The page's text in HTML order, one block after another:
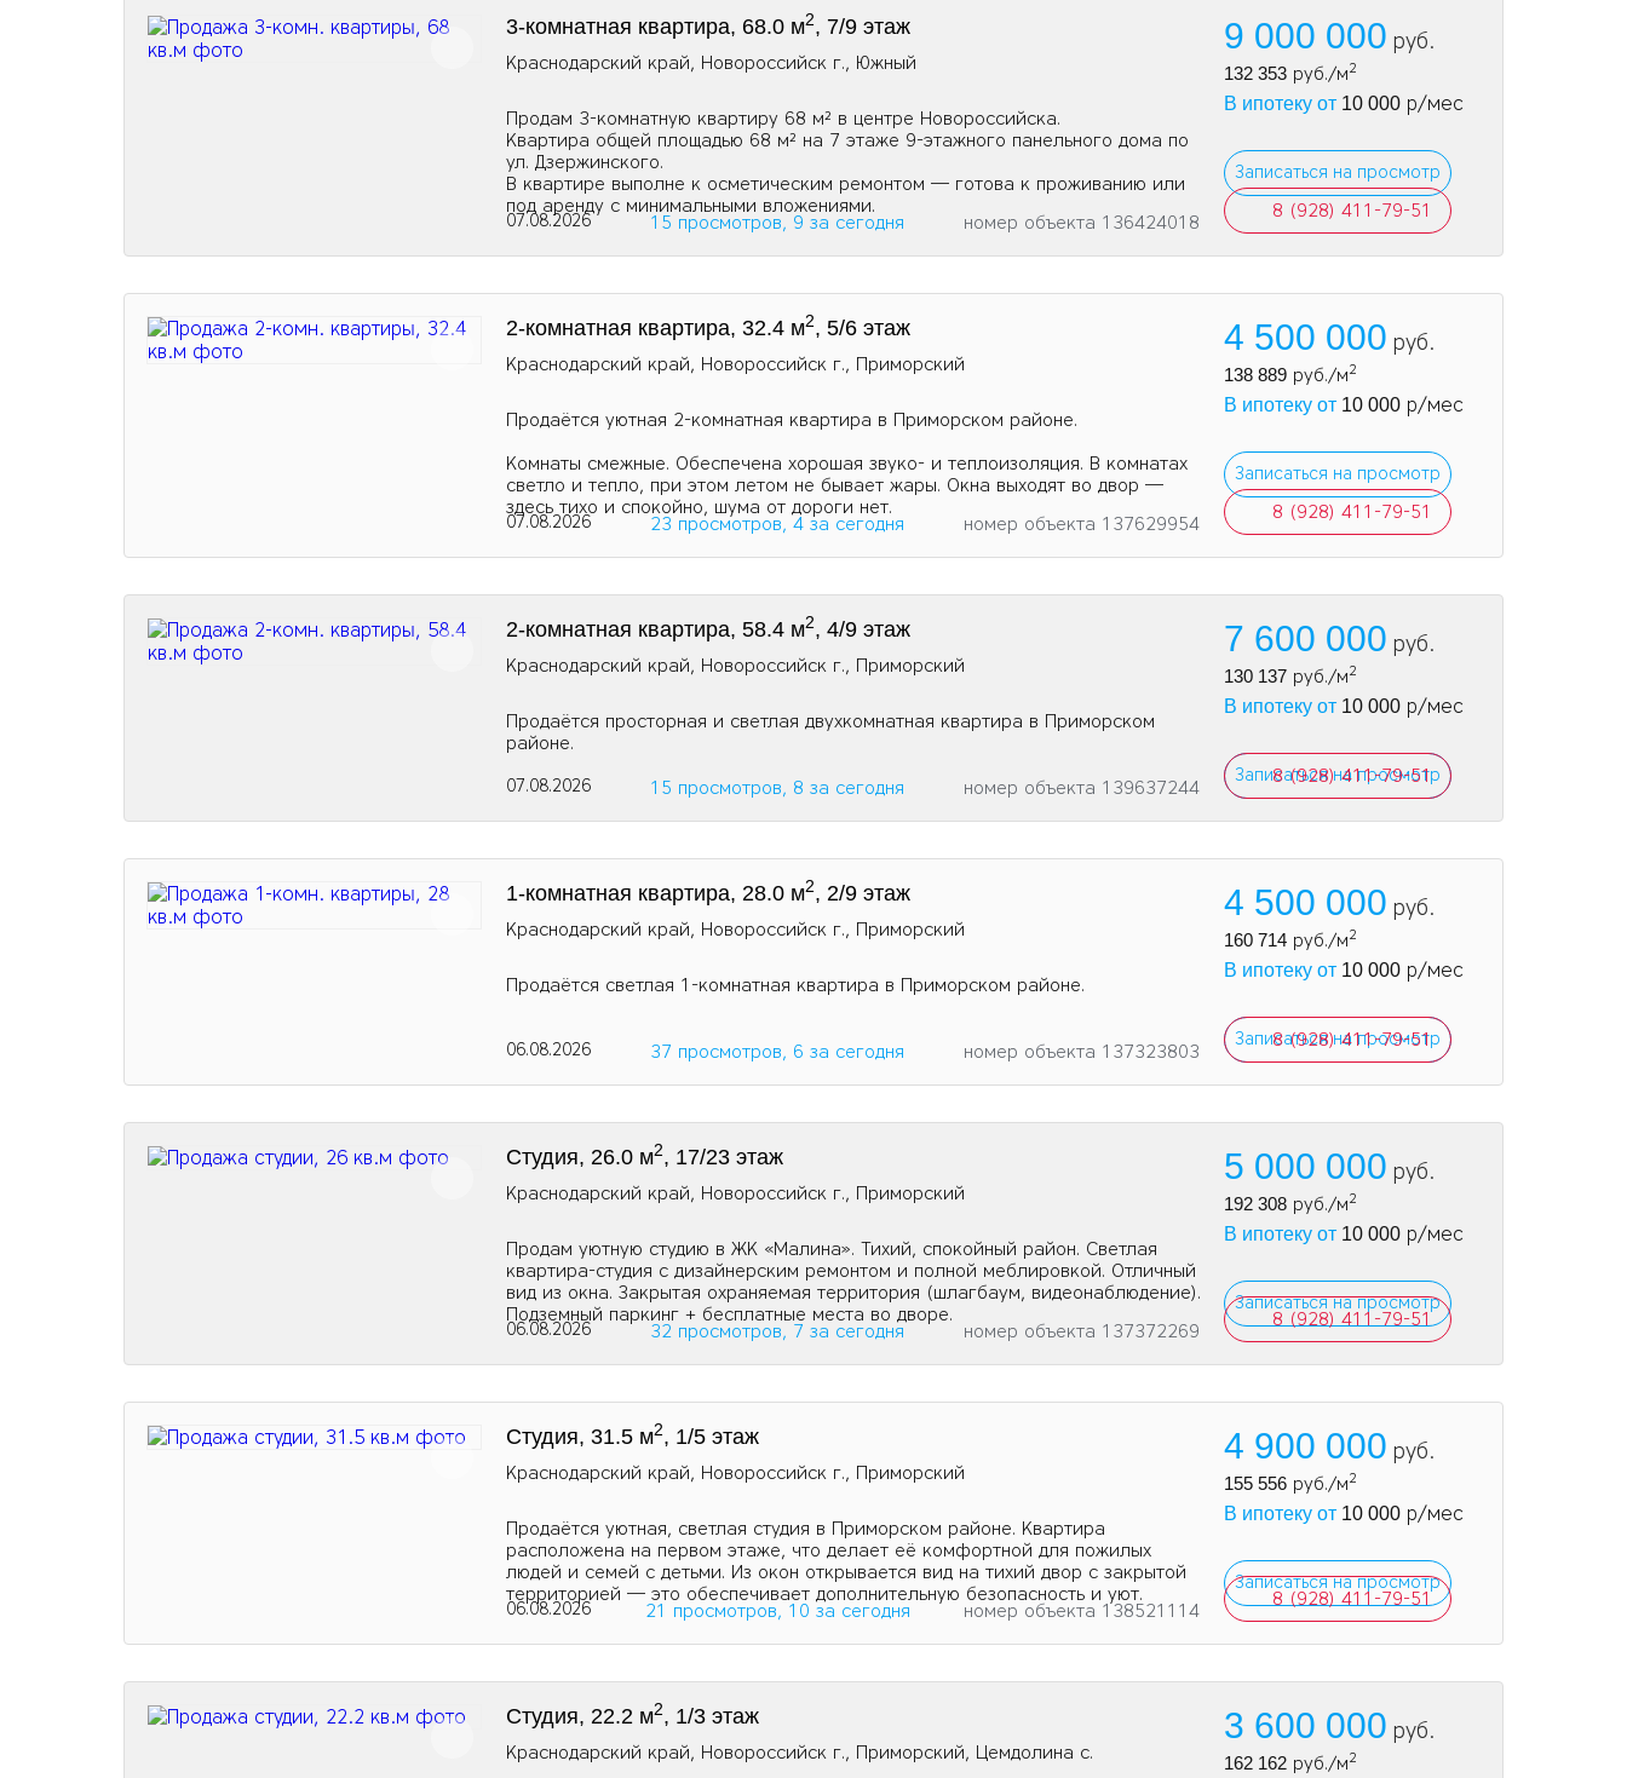
3-комнатная квартира, 68.0 м2, 7/9 этаж
Краснодарский край, Новороссийск г., Южный
Продам 3-комнатную квартиру 68 м² в центре Новороссийска.
Квартира общей площадью 68 м² на 7 этаже 9-этажного панельного дома по
ул. Дзержинского.
В квартире выполне к осметическим ремонтом — готова к проживанию или
под аренду с минимальными вложениями.
07.08.2026 15 просмотров, 9 за сегодня номер объекта 136424018
9 000 000 руб.
132 353 руб./м2
В ипотеку от 10 000 р/мес
Записаться на просмотр
8 (928) 411-79-51
2-комнатная квартира, 32.4 м2, 5/6 этаж
Краснодарский край, Новороссийск г., Приморский
Продаётся уютная 2-комнатная квартира в Приморском районе.
Комнаты смежные. Обеспечена хорошая звуко- и теплоизоляция. В комнатах
светло и тепло, при этом летом не бывает жары. Окна выходят во двор —
здесь тихо и спокойно, шума от дороги нет.
07.08.2026 23 просмотров, 4 за сегодня номер объекта 137629954
4 500 000 руб.
138 889 руб./м2
В ипотеку от 10 000 р/мес
Записаться на просмотр
8 (928) 411-79-51
2-комнатная квартира, 58.4 м2, 4/9 этаж
Краснодарский край, Новороссийск г., Приморский
Продаётся просторная и светлая двухкомнатная квартира в Приморском
районе.
07.08.2026 15 просмотров, 8 за сегодня номер объекта 139637244
7 600 000 руб.
130 137 руб./м2
В ипотеку от 10 000 р/мес
Записаться на просмотр
8 (928) 411-79-51
1-комнатная квартира, 28.0 м2, 2/9 этаж
Краснодарский край, Новороссийск г., Приморский
Продаётся светлая 1-комнатная квартира в Приморском районе.
06.08.2026 37 просмотров, 6 за сегодня номер объекта 137323803
4 500 000 руб.
160 714 руб./м2
В ипотеку от 10 000 р/мес
Записаться на просмотр
8 (928) 411-79-51
Студия, 26.0 м2, 17/23 этаж
Краснодарский край, Новороссийск г., Приморский
Продам уютную студию в ЖК «Малина». Тихий, спокойный район. Светлая
квартира-студия с дизайнерским ремонтом и полной меблировкой. Отличный
вид из окна. Закрытая охраняемая территория (шлагбаум, видеонаблюдение).
Подземный паркинг + бесплатные места во дворе.
06.08.2026 32 просмотров, 7 за сегодня номер объекта 137372269
5 000 000 руб.
192 308 руб./м2
В ипотеку от 10 000 р/мес
Записаться на просмотр
8 (928) 411-79-51
Студия, 31.5 м2, 1/5 этаж
Краснодарский край, Новороссийск г., Приморский
Продаётся уютная, светлая студия в Приморском районе. Квартира
расположена на первом этаже, что делает её комфортной для пожилых
людей и семей с детьми. Из окон открывается вид на тихий двор с закрытой
территорией — это обеспечивает дополнительную безопасность и уют.
06.08.2026 21 просмотров, 10 за сегодня номер объекта 138521114
4 900 000 руб.
155 556 руб./м2
В ипотеку от 10 000 р/мес
Записаться на просмотр
8 (928) 411-79-51
Студия, 22.2 м2, 1/3 этаж
Краснодарский край, Новороссийск г., Приморский, Цемдолина с.
3 600 000 руб.
162 162 руб./м2